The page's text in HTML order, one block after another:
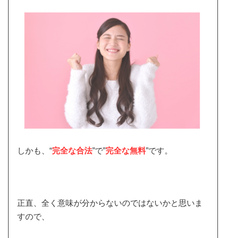
しかも、“完全な合法”で”完全な無料”です。
正直、全く意味が分からないのではないかと思いま
すので、